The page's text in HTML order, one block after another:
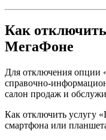
Как
МегаФоне
Для отключения опции
справочно-
салон продаж и
Как отключить услугу
смартфона или